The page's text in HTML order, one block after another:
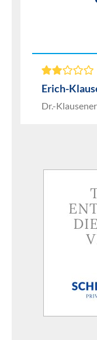
Erich-
Dr.-